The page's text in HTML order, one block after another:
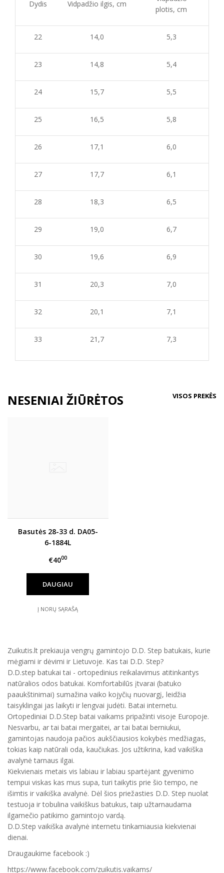
Dydis Vidpadžio ilgis, cm
plotis, cm
22 14,0 5,3
23 14,8 5,4
24 15,7 5,5
25 16,5 5,8
26 17,1 6,0
27 17,7 6,1
28 18,3 6,5
29 19,0 6,7
30 19,6 6,9
31 20,3 7,0
32 20,1 7,1
33 21,7 7,3
NESENIAI ŽIŪRĖTOS VISOS PREKĖS
Basutės 28-33 d. DA05-
6-1884L
€4000
DAUGIAU
Į NORŲ SĄRAŠĄ
Zuikutis.lt prekiauja vengrų gamintojo D.D. Step batukais, kurie
mėgiami ir dėvimi ir Lietuvoje. Kas tai D.D. Step?
D.D.step batukai tai - ortopedinius reikalavimus atitinkantys
natūralios odos batukai. Komfortabilūs įtvarai (batuko
paaukštinimai) sumažina vaiko kojyčių nuovargį, leidžia
taisyklingai jas laikyti ir lengvai judėti. Batai internetu.
Ortopediniai D.D.Step batai vaikams pripažinti visoje Europoje.
Nesvarbu, ar tai batai mergaitei, ar tai batai berniukui,
gamintojas naudoja pačios aukščiausios kokybės medžiagas,
tokias kaip natūrali oda, kaučiukas. Jos užtikrina, kad vaikiška
avalynė tarnaus ilgai.
Kiekvienais metais vis labiau ir labiau spartėjant gyvenimo
tempui viskas kas mus supa, turi taikytis prie šio tempo, ne
išimtis ir vaikiška avalynė. Dėl šios priežasties D.D. Step nuolat
testuoja ir tobulina vaikiškus batukus, taip užtarnaudama
ilgamečio patikimo gamintojo vardą.
D.D.Step vaikiška avalynė internetu tinkamiausia kiekvienai
dienai.
Draugaukime facebook :)
https://www.facebook.com/zuikutis.vaikams/